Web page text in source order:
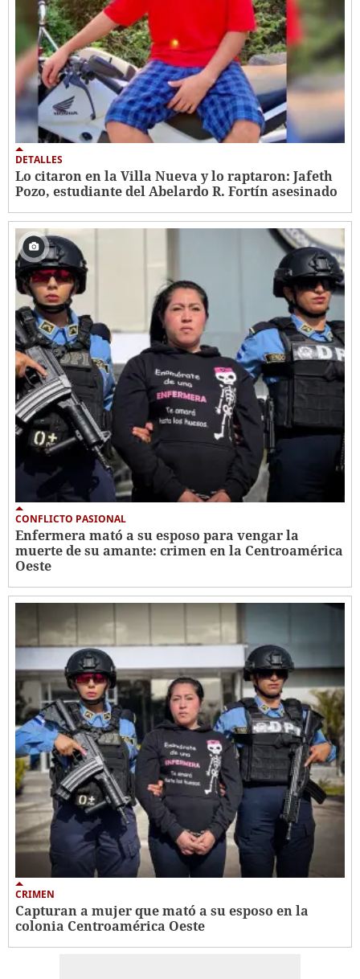
DETALLES
Lo citaron en la Villa Nueva y lo raptaron: Jafeth
Pozo, estudiante del Abelardo R. Fortín asesinado
CONFLICTO PASIONAL
Enfermera mató a su esposo para vengar la
muerte de su amante: crimen en la Centroamérica
Oeste
CRIMEN
Capturan a mujer que mató a su esposo en la
colonia Centroamérica Oeste